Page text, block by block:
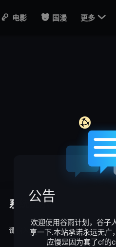
电影 国漫 更多 
系统提示
请输入验证码
公告
欢迎使用谷雨计划，谷子
享一下.本站承诺永远无广
应慢是因为套了cf的